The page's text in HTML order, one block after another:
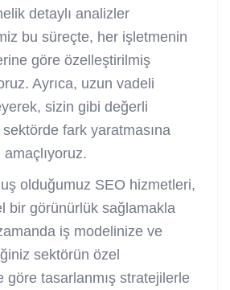
detaylı analizler
bu süreçte, her işletmenin
göre özelleştirilmiş
Ayrıca, uzun vadeli
sizin gibi değerli
fark yaratmasına
amaçlıyoruz.
olduğumuz SEO hizmetleri,
bir görünürlük sağlamakla
iş modelinize ve
sektörün özel
göre tasarlanmış stratejilerle